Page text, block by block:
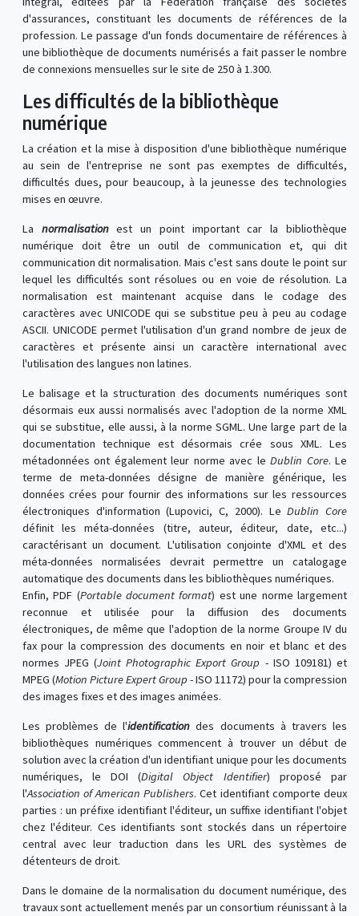
d'assurances, constituant les documents de références de la
profession. Le passage d'un fonds documentaire de références à
une bibliothèque de documents numérisés a fait passer le nombre
de connexions mensuelles sur le site de 250 à 1.300.
Les difficultés de la bibliothèque
numérique
La création et la mise à disposition d'une bibliothèque numérique
au sein de l'entreprise ne sont pas exemptes de difficultés,
difficultés dues, pour beaucoup, à la jeunesse des technologies
mises en œuvre.
La normalisationest un point important car la bibliothèque
numérique doit être un outil de communication et, qui dit
communication dit normalisation. Mais c'est sans doute le point sur
lequel les difficultés sont résolues ou en voie de résolution. La
normalisation est maintenant acquise dans le codage des
caractères avec UNICODE qui se substitue peu à peu au codage
ASCII. UNICODE permet l'utilisation d'un grand nombre de jeux de
caractères et présente ainsi un caractère international avec
l'utilisation des langues non latines.
Le balisage et la structuration des documents numériques sont
désormais eux aussi normalisés avec l'adoption de la norme XML
qui se substitue, elle aussi, à la norme SGML. Une large part de la
documentation technique est désormais crée sous XML. Les
métadonnées ont également leur norme avec leDublin Core. Le
terme de meta-données désigne de manière générique, les
données crées pour fournir des informations sur les ressources
électroniques d'information (Lupovici, C, 2000). LeDublin Core
définit les méta-données (titre, auteur, éditeur, date, etc...)
caractérisant un document. L'utilisation conjointe d'XML et des
méta-données normalisées devrait permettre un catalogage
automatique des documents dans les bibliothèques numériques.
Enfin, PDF (Portable document format) est une norme largement
reconnue et utilisée pour la diffusion des documents
électroniques, de même que l'adoption de la norme Groupe IV du
fax pour la compression des documents en noir et blanc et des
normes JPEG (Joint Photographic Export Group - ISO 109181) et
MPEG (Motion Picture Expert Group- ISO 11172) pour la compression
des images fixes et des images animées.
Les problèmes de l'identification des documents à travers les
bibliothèques numériques commencent à trouver un début de
solution avec la création d'un identifiant unique pour les documents
numériques, le DOI (Digital Object Identifier) proposé par
l'Association of American Publishers. Cet identifiant comporte deux
parties : un préfixe identifiant l'éditeur, un suffixe identifiant l'objet
chez l'éditeur. Ces identifiants sont stockés dans un répertoire
central avec leur traduction dans les URL des systèmes de
détenteurs de droit.
Dans le domaine de la normalisation du document numérique, des
travaux sont actuellement menés par un consortium réunissant à la